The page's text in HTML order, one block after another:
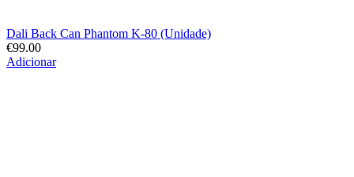
Dali Back Can Phantom K-80 (Unidade)
€99.00
Adicionar